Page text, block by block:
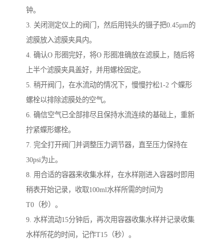
钟。
3. 关闭测定仪上的阀门，然后用钝头的镊子把0.45µm的
滤膜放入滤膜夹具内。
4. 确认O 形圈完好，将O 形圈准确放在滤膜上，随后将
上半个滤膜夹具盖好，并用螺栓固定。
5. 稍开阀门，在水流动的情况下，慢慢拧松1-2 个蝶形
螺栓以排除滤膜处的空气。
6. 确信空气已全部排尽且保持水流连续的基础上，重新
拧紧蝶形螺栓。
7. 完全打开阀门并调整压力调节器，直至压力保持在
30psi为止。
8. 用合适的容器来收集水样，在水样刚进入容器时即用
稍表开始记录，收取100ml水样所需的时间为
T0（秒）。
9. 水样流动15分钟后，再次用容器收集水样并记录收集
水样所花的时间，记作T15（秒）。